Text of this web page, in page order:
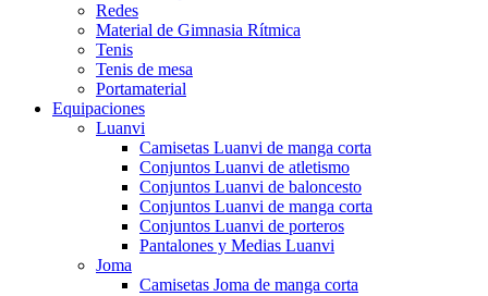
Redes
Material de Gimnasia Rítmica
Tenis
Tenis de mesa
Portamaterial
Equipaciones
Luanvi
Camisetas Luanvi de manga corta
Conjuntos Luanvi de atletismo
Conjuntos Luanvi de baloncesto
Conjuntos Luanvi de manga corta
Conjuntos Luanvi de porteros
Pantalones y Medias Luanvi
Joma
Camisetas Joma de manga corta